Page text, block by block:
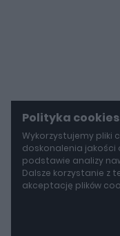
Polityka cookies
Wykorzystujemy pliki
doskonalenia jakości
podstawie analizy
Dalsze korzystanie z
akceptację plików